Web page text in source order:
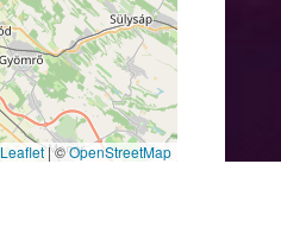
Leaflet |©OpenStreetMap